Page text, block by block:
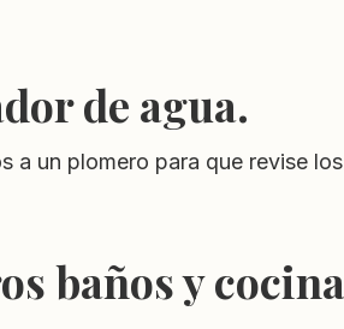
de agua.
a un plomero para que revise los
baños y cocina